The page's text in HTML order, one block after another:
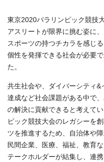
東京2020パラリンピック競技
アスリートが限界に挑む姿に
スポーツの持つチカラを感じ
個性を発揮できる社会が必要
た。
共生社会や、ダイバーシティ
達成など社会課題がある中で
の解決に貢献できると考えて
ピック競技大会のレガシーを
ツを推進するため、自治体や
民間企業、医療、福祉、教育
テークホルダーが結集し、連